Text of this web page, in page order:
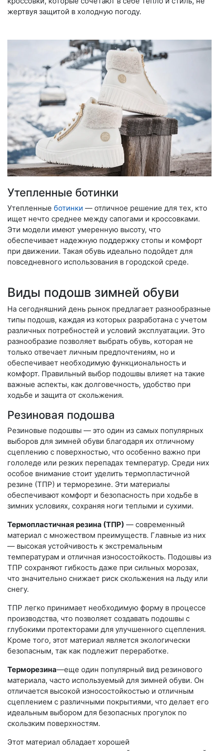
жертвуя защитой в холодную погоду.
Утепленные ботинки
Утепленные ботинки — отличное решение для тех, кто
ищет нечто среднее между сапогами и кроссовками.
Эти модели имеют умеренную высоту, что
обеспечивает надежную поддержку стопы и комфорт
при движении. Такая обувь идеально подойдет для
повседневного использования в городской среде.
Виды подошв зимней обуви
На сегодняшний день рынок предлагает разнообразные
типы подошв, каждая из которых разработана с учетом
различных потребностей и условий эксплуатации. Это
разнообразие позволяет выбрать обувь, которая не
только отвечает личным предпочтениям, но и
обеспечивает необходимую функциональность и
комфорт. Правильный выбор подошвы влияет на такие
важные аспекты, как долговечность, удобство при
ходьбе и защита от скольжения.
Резиновая подошва
Резиновые подошвы — это один из самых популярных
выборов для зимней обуви благодаря их отличному
сцеплению с поверхностью, что особенно важно при
гололеде или резких перепадах температур. Среди них
особое внимание стоит уделить термопластичной
резине (ТПР) и терморезине. Эти материалы
обеспечивают комфорт и безопасность при ходьбе в
зимних условиях, сохраняя ноги теплыми и сухими.
Термопластичная резина (ТПР) — современный
материал с множеством преимуществ. Главные из них
— высокая устойчивость к экстремальным
температурам и отличная износостойкость. Подошвы из
ТПР сохраняют гибкость даже при сильных морозах,
что значительно снижает риск скольжения на льду или
снегу.
ТПР легко принимает необходимую форму в процессе
производства, что позволяет создавать подошвы с
глубокими протекторами для улучшенного сцепления.
Кроме того, этот материал является экологически
безопасным, так как подлежит переработке.
Терморезина—еще один популярный вид резинового
материала, часто используемый для зимней обуви. Он
отличается высокой износостойкостью и отличным
сцеплением с различными покрытиями, что делает его
идеальным выбором для безопасных прогулок по
скользким поверхностям.
Этот материал обладает хорошей